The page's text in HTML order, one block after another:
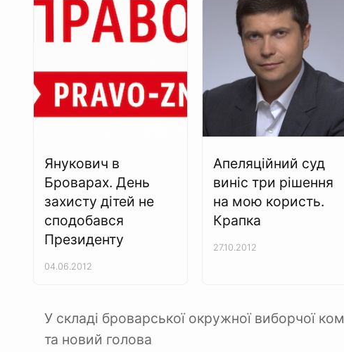
Янукович в
Броварах. День
захисту дітей не
сподобався
Президенту
04.06.2012
Апеляційний суд
виніс три рішення
на мою користь.
Крапка
27.10.2012
У складі броварської окружної виборчої
та новий голова